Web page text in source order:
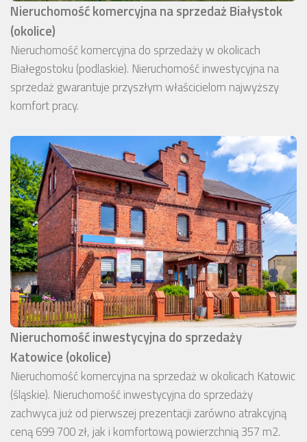
Nieruchomość komercyjna na sprzedaż Białystok
(okolice)
Nieruchomość komercyjna do sprzedaży w okolicach
Białegostoku (podlaskie). Nieruchomość inwestycyjna na
sprzedaż gwarantuje przyszłym właścicielom najwyższy
komfort pracy.
Nieruchomość inwestycyjna do sprzedaży
Katowice (okolice)
Nieruchomość komercyjna na sprzedaż w okolicach Katowic
(śląskie). Nieruchomość inwestycyjna do sprzedaży
zachwyca już od pierwszej prezentacji zarówno atrakcyjną
ceną 699 700 zł, jak i komfortową powierzchnią 357 m2.